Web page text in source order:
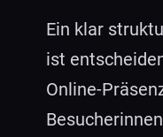
Ein klar
ist
Online-